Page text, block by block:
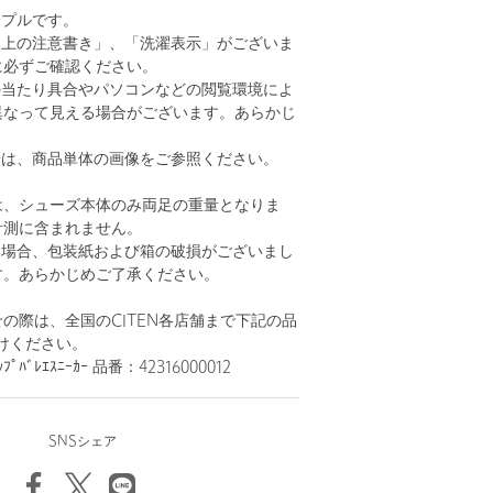
ルです。
の注意書き」、「洗濯表示」がございま
ずご確認ください。
たり具合やパソコンなどの閲覧環境によ
って見える場合がございます。あらかじ
、商品単体の画像をご参照ください。
シューズ本体のみ両足の重量となりま
に含まれません。
合、包装紙および箱の破損がございまし
あらかじめご了承ください。
際は、全国のCITEN各店舗まで下記の品
ださい。
ﾟﾊﾞﾚｴｽﾆｰｶｰ 品番：42316000012
SNSシェア